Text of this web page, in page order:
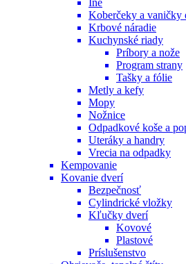
Koberčeky a vaničky
Krbové náradie
Kuchynské riady
Príbory a nože
Program strany
Tašky a fólie
Metly a kefy
Mopy
Nožnice
Odpadkové koše a
Uteráky a handry
Vrecia na odpadky
Kempovanie
Kovanie dverí
Bezpečnosť
Cylindrické vložky
Kľučky dverí
Kovové
Plastové
Príslušenstvo